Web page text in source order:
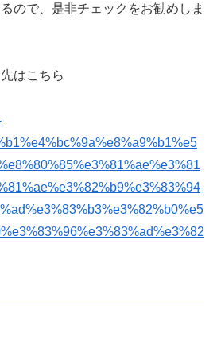
ので、是非チェックをお勧めしま
はこちら